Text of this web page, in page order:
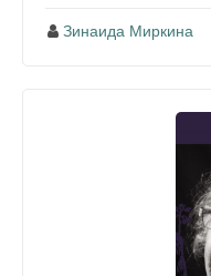
Зинаида Миркина